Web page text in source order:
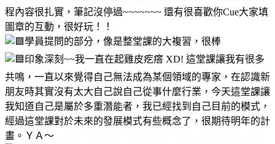
程內容很扎實，筆記沒停過~~~~~~~ 還有很喜歡你Cue大家填
圖章的互動，很好玩！！
學員提問的部分，像是整堂課的大複習，很棒
印象深刻~~我一直在起雞皮疙瘩 XD! 這堂課讓我有很多
共鳴，一直以來覺得自己無法成為某個領域的專家，在認識新
朋友時其實沒有太大自己說自己從事什麼行業，今天這堂課讓
我知道自己是屬於多重潛能者，我已經找到自己目前的模式，
經過這堂課對於未來的發展模式有些概念了，很期待明年的計
畫。ＹＡ～